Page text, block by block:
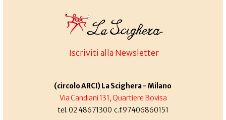
Iscriviti alla Newsletter
(circolo ARCI) La Scighera - Milano
Via Candiani 131, Quartiere Bovisa
tel. 02 48671300 c.f.97406860151